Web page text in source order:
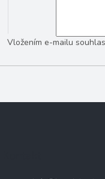
Vložením e-mailu